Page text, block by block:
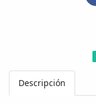
Descripción